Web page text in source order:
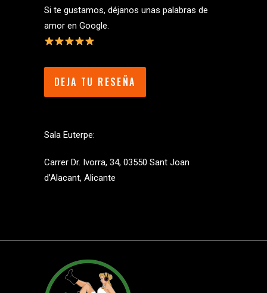
Si te gustamos, déjanos unas palabras de
amor en Google.
DEJA TU RESEÑA
Sala Euterpe:
Carrer Dr. Ivorra, 34, 03550 Sant Joan
d’Alacant, Alicante